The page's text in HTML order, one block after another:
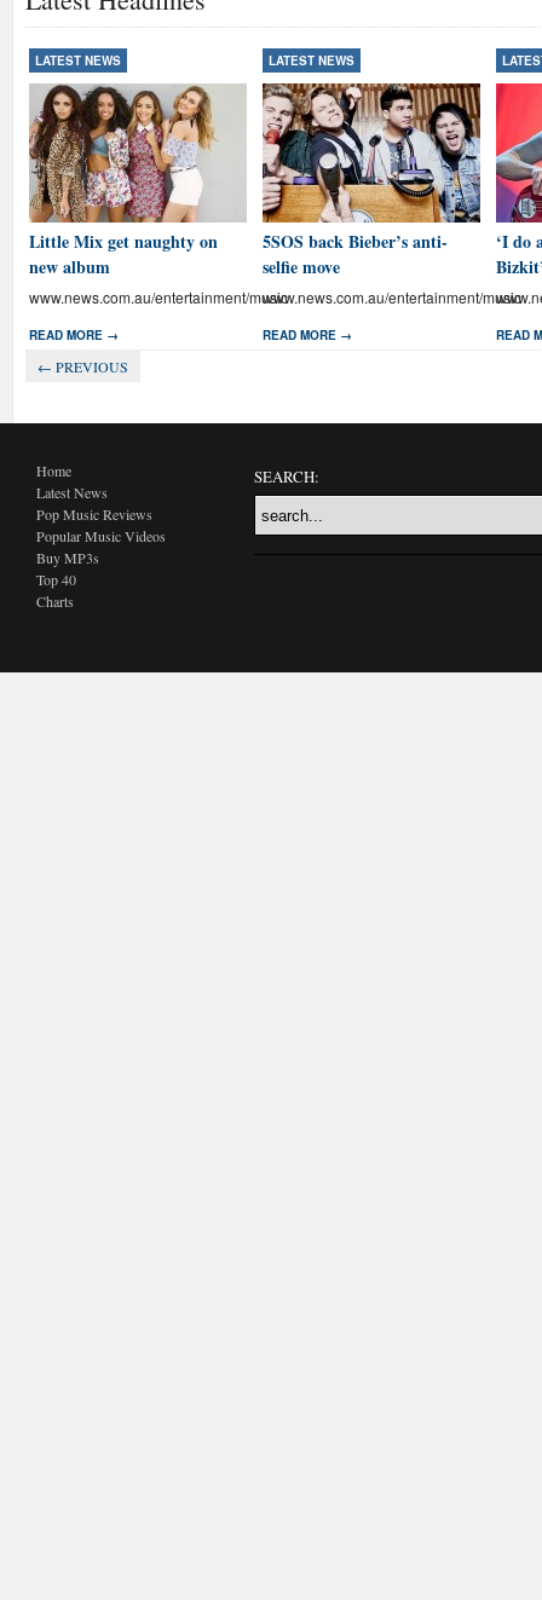
LATEST NEWS
Little Mix get naughty on
new album
www.news.com.au/entertainment/music
READ MORE →
LATEST NEWS
5SOS back Bieber’s anti-
selfie move
www.news.com.au/entertainment/music
READ MORE →
‘I do
READ
← PREVIOUS
Home
Latest News
Pop Music Reviews
Popular Music Videos
Buy MP3s
Top 40
Charts
SEARCH: